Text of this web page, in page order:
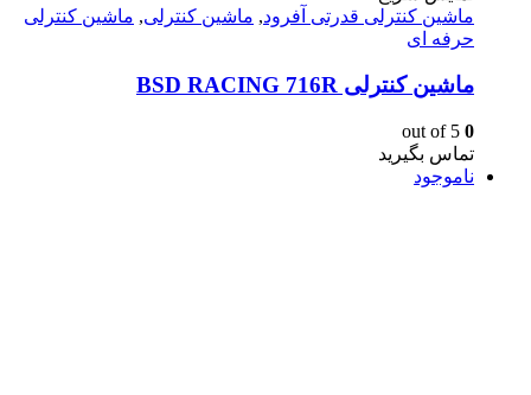
ماشين كنترلى قدرتى آفرود, ماشین کنترلی, ماشین کنترلی
حرفه ای
ماشین کنترلی BSD RACING 716R
0
تماس بگیرید
ناموجود